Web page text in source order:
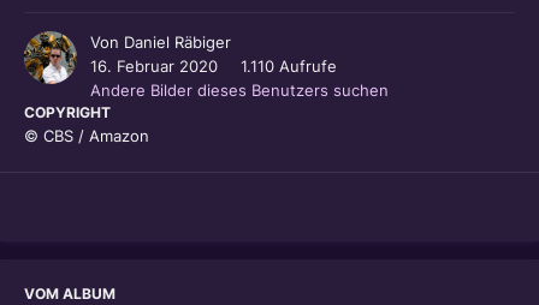
Von Daniel Räbiger
16. Februar 2020
1.110 Aufrufe
Andere Bilder dieses Benutzers suchen
COPYRIGHT
© CBS / Amazon
VOM ALBUM